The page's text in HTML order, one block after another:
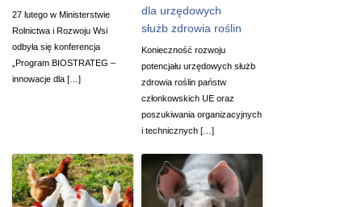
27 lutego w Ministerstwie
Rolnictwa i Rozwoju Wsi
odbyła się konferencja
„Program BIOSTRATEG –
innowacje dla […]
dla urzędowych
służb zdrowia roślin
Konieczność rozwoju
potencjału urzędowych służb
zdrowia roślin państw
członkowskich UE oraz
poszukiwania organizacyjnych
i technicznych […]